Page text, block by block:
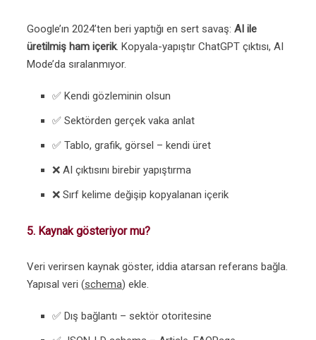
Google’ın 2024’ten beri yaptığı en sert savaş: AI ile
üretilmiş ham içerik. Kopyala-yapıştır ChatGPT çıktısı, AI
Mode’da sıralanmıyor.
✅ Kendi gözleminin olsun
✅ Sektörden gerçek vaka anlat
✅ Tablo, grafik, görsel – kendi üret
❌ AI çıktısını birebir yapıştırma
❌ Sırf kelime değişip kopyalanan içerik
5. Kaynak gösteriyor mu?
Veri verirsen kaynak göster, iddia atarsan referans bağla.
Yapısal veri (schema) ekle.
✅ Dış bağlantı – sektör otoritesine